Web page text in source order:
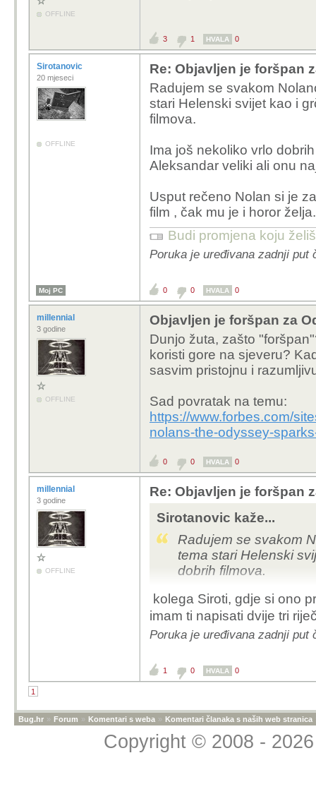
OFFLINE
3 1 HVALA 0
Sirotanovic
20 mjeseci
OFFLINE
Re: Objavljen je foršpan
Radujem se svakom
stari Helenski svijet kao i
filmova.
Ima još nekoliko vrlo
Aleksandar veliki ali onu
Usput rečeno Nolan si je
film , čak mu je i horor želja.
Budi promjena koju
Poruka je uređivana zadnji put
Moj PC 0 0 HVALA 0
millennial
3 godine
OFFLINE
Objavljen je foršpan za
Dunjo žuta, zašto
koristi gore na sjeveru?
sasvim pristojnu i
Sad povratak na temu:
https://www.forbes.com/
nolans-the-odyssey-
0 0 HVALA 0
millennial
3 godine
OFFLINE
Re: Objavljen je foršpan
Sirotanovic kaže...
Radujem se svakom
tema stari Helenski
dobrih filmova.
Ima još nekoliko vrlo
Aleksandar veliki ali
napravi po film , čak
kolega Siroti, gdje si ono
imam ti napisati dvije tri
Poruka je uređivana zadnji put
1 0 HVALA 0
1
Bug.hr » Forum » Komentari s weba » Komentari članaka s naših web stranica
Copyright © 2008 -